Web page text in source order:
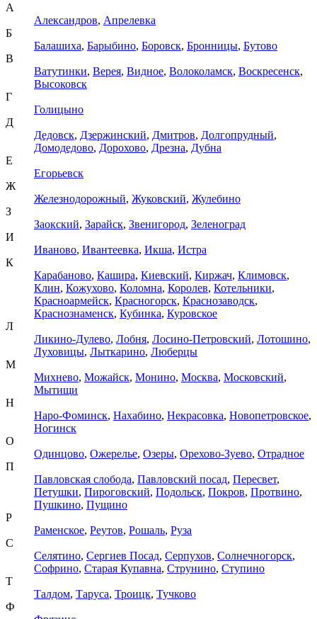
А
Александров, Апрелевка
Б
Балашиха, Барыбино, Боровск, Бронницы, Бутово
В
Ватутинки, Верея, Видное, Волоколамск, Воскресенск,
Высоковск
Г
Голицыно
Д
Дедовск, Дзержинский, Дмитров, Долгопрудный,
Домодедово, Дорохово, Дрезна, Дубна
Е
Егорьевск
Ж
Железнодорожный, Жуковский, Жулебино
З
Заокский, Зарайск, Звенигород, Зеленоград
И
Иваново, Ивантеевка, Икша, Истра
К
Карабаново, Кашира, Киевский, Киржач, Климовск,
Клин, Кожухово, Коломна, Королев, Котельники,
Красноармейск, Красногорск, Краснозаводск,
Краснознаменск, Кубинка, Куровское
Л
Ликино-Дулево, Лобня, Лосино-Петровский, Лотошино,
Луховицы, Лыткарино, Люберцы
М
Михнево, Можайск, Монино, Москва, Московский,
Мытищи
Н
Наро-Фоминск, Нахабино, Некрасовка, Новопетровское,
Ногинск
О
Одинцово, Ожерелье, Озеры, Орехово-Зуево, Отрадное
П
Павловская слобода, Павловский посад, Пересвет,
Петушки, Пироговский, Подольск, Покров, Протвино,
Пушкино, Пущино
Р
Раменское, Реутов, Рошаль, Руза
С
Селятино, Сергиев Посад, Серпухов, Солнечногорск,
Софрино, Старая Купавна, Струнино, Ступино
Т
Талдом, Таруса, Троицк, Тучково
Ф